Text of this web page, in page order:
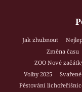
Jak zhubnout
Změna času
ZOO Nové
Volby 2025
Pěstování